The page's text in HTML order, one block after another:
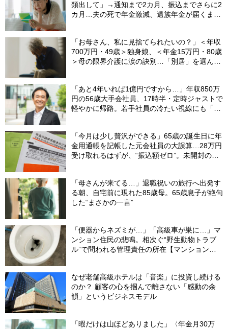
類出して」→通知まで2カ月、振込までさらに2
カ月…夫の死で年金激減、遺族年金が届くまで
「お母さん、私に見捨てられたいの？」＜年収
700万円・49歳＞独身娘、＜年金15万円・80歳
＞母の限界介護に涙の訣別…「別居」を選んだ
「あと4年いれば1億円ですから…」年収850万
円の56歳大手会社員、17時半・定時ジャストで
軽やかに帰路。若手社員の冷たい視線にも「だ
「今月は少し贅沢ができる」65歳の誕生日に年
金用通帳を記帳した元会社員の大誤算…28万円
受け取れるはずが、“振込額ゼロ”。未開封の郵
「母さんが来てる…」退職祝いの旅行へ出発す
る朝、自宅前に現れた85歳母。65歳息子が絶句
した“まさかの一言”
「便器からネズミが…」「高級車が巣に…」マ
ンション住民の悲鳴。相次ぐ“野生動物トラブ
ル”で問われる管理責任の所在【マンション管
なぜ老舗高級ホテルは「音楽」に投資し続ける
のか？ 顧客の心を掴んで離さない「感動の余
韻」というビジネスモデル
「暇だけは山ほどありました」〈年金月30万